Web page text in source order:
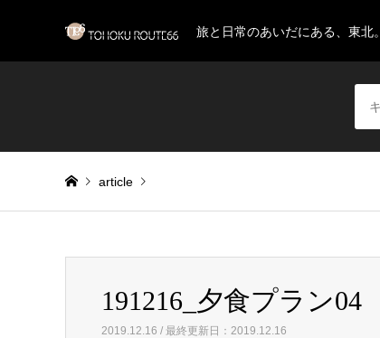
旅と日常のあいだにある、東北。
article
191216_夕食プラン04
191216_夕食プラン04
2019.12.16 / 最終更新日：2019.12.16